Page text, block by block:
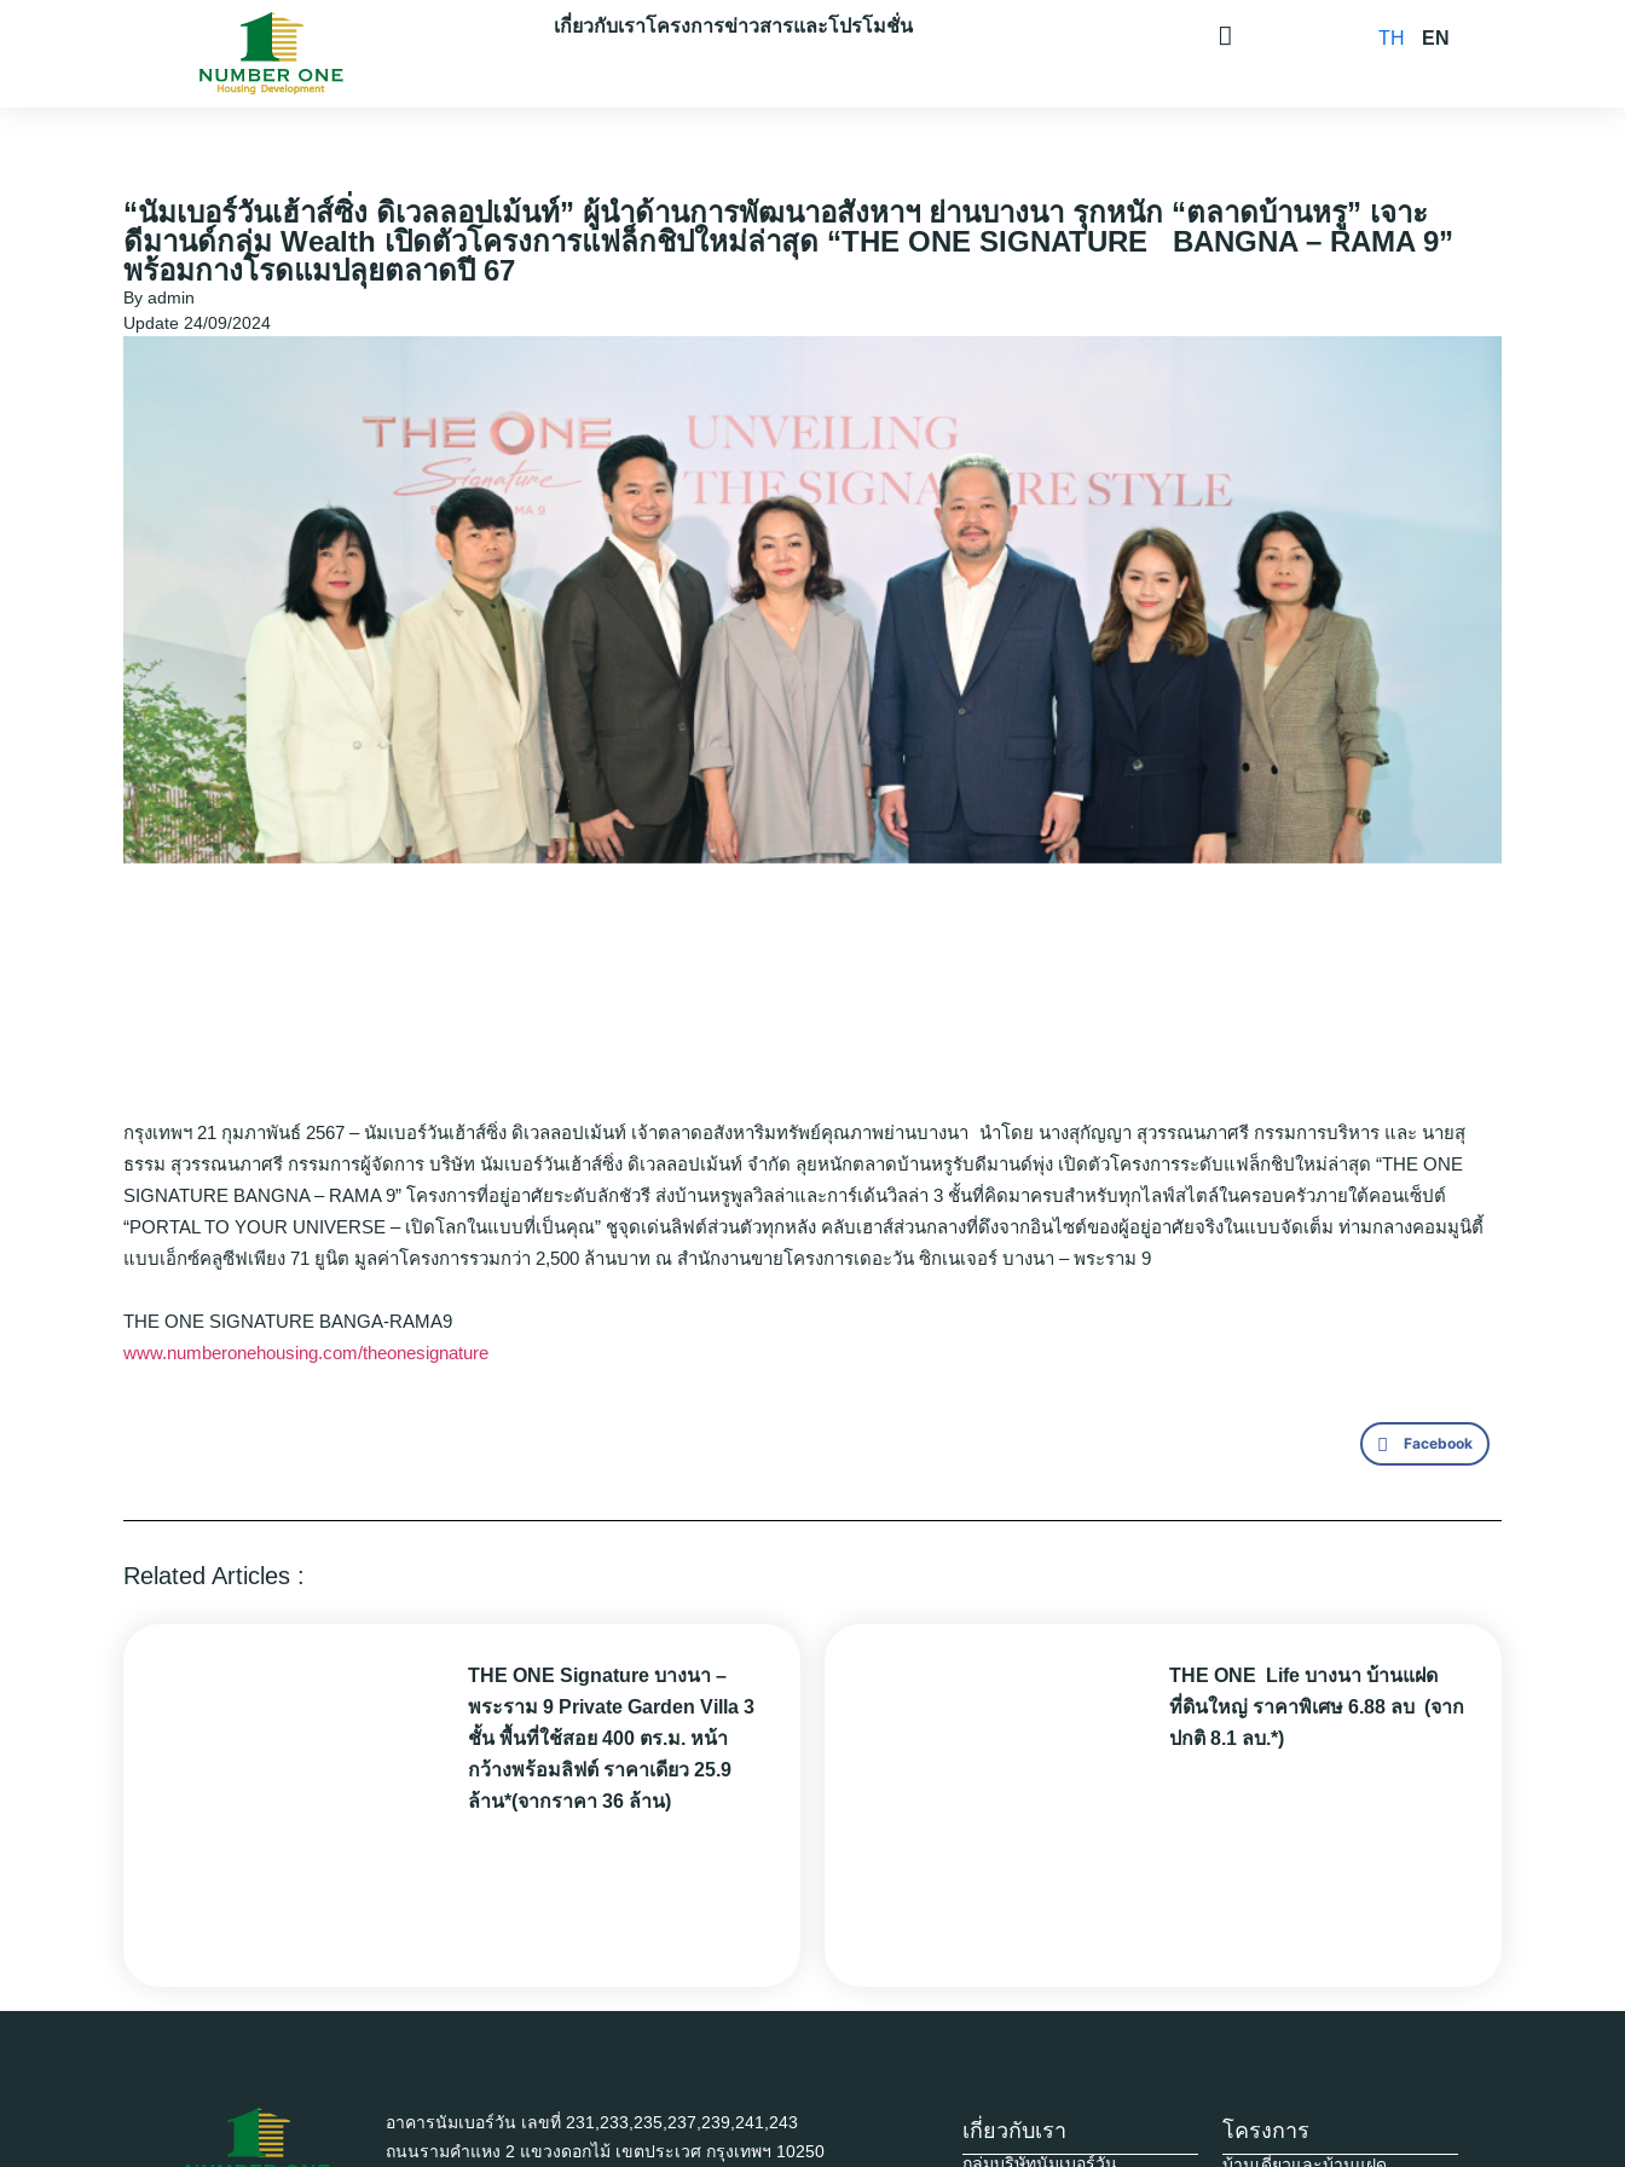
เกี่ยวกับเราโครงการข่าวสารและโปรโมชั่น
TH EN
“นัมเบอร์วันเฮ้าส์ซิ่ง ดิเวลลอปเม้นท์” ผู้นำด้านการพัฒนาอสังหาฯ ย่านบางนา รุกหนัก “ตลาดบ้านหรู” เจาะ
ดีมานด์กลุ่ม Wealth เปิดตัวโครงการแฟล็กชิปใหม่ล่าสุด “THE ONE SIGNATURE BANGNA – RAMA 9”
พร้อมกางโรดแมปลุยตลาดปี 67
By admin
Update 24/09/2024
กรุงเทพฯ 21 กุมภาพันธ์ 2567 – นัมเบอร์วันเฮ้าส์ซิ่ง ดิเวลลอปเม้นท์ เจ้าตลาดอสังหาริมทรัพย์คุณภาพย่านบางนา นำโดย นางสุกัญญา สุวรรณนภาศรี กรรมการบริหาร และ นายสุ
ธรรม สุวรรณนภาศรี กรรมการผู้จัดการ บริษัท นัมเบอร์วันเฮ้าส์ซิ่ง ดิเวลลอปเม้นท์ จํากัด ลุยหนักตลาดบ้านหรูรับดีมานด์พุ่ง เปิดตัวโครงการระดับแฟล็กชิปใหม่ล่าสุด “THE ONE
SIGNATURE BANGNA – RAMA 9” โครงการที่อยู่อาศัยระดับลักชัวรี ส่งบ้านหรูพูลวิลล่าและการ์เด้นวิลล่า 3 ชั้นที่คิดมาครบสำหรับทุกไลฟ์สไตล์ในครอบครัวภายใต้คอนเซ็ปต์
“PORTAL TO YOUR UNIVERSE – เปิดโลกในแบบที่เป็นคุณ” ชูจุดเด่นลิฟต์ส่วนตัวทุกหลัง คลับเฮาส์ส่วนกลางที่ดึงจากอินไซต์ของผู้อยู่อาศัยจริงในแบบจัดเต็ม ท่ามกลางคอมมูนิตี้
แบบเอ็กซ์คลูซีฟเพียง 71 ยูนิต มูลค่าโครงการรวมกว่า 2,500 ล้านบาท ณ สำนักงานขายโครงการเดอะวัน ซิกเนเจอร์ บางนา – พระราม 9
THE ONE SIGNATURE BANGA-RAMA9
www.numberonehousing.com/theonesignature
Facebook
Related Articles :
THE ONE Signature บางนา –
พระราม 9 Private Garden Villa 3
ชั้น พื้นที่ใช้สอย 400 ตร.ม. หน้า
กว้างพร้อมลิฟต์ ราคาเดียว 25.9
ล้าน*(จากราคา 36 ล้าน)
THE ONE Life บางนา บ้านแฝด
ที่ดินใหญ่ ราคาพิเศษ 6.88 ลบ (จาก
ปกติ 8.1 ลบ.*)
อาคารนัมเบอร์วัน เลขที่ 231,233,235,237,239,241,243
ถนนรามคำแหง 2 แขวงดอกไม้ เขตประเวศ กรุงเทพฯ 10250
เกี่ยวกับเรา โครงการ